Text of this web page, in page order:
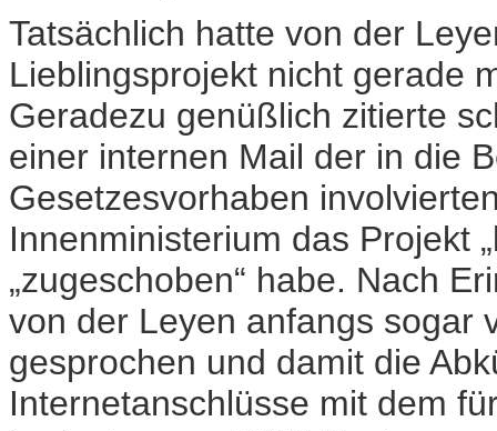
Tatsächlich hatte von der
Lieblingsprojekt nicht gerade
Geradezu genüßlich zitierte
einer internen Mail der in die
Gesetzesvorhaben
Innenministerium das Projekt
„zugeschoben“ habe. Nach
von der Leyen anfangs sogar
gesprochen und damit die
Internetanschlüsse mit dem